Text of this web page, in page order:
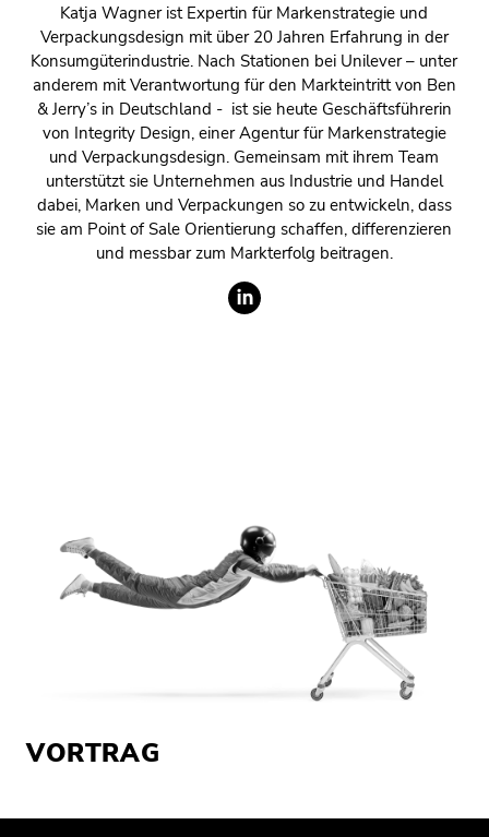
VORTRAG
Katja Wagner ist Expertin für Markenstrategie und
Verpackungsdesign mit über 20 Jahren Erfahrung in der
Konsumgüterindustrie. Nach Stationen bei Unilever – unter
anderem mit Verantwortung für den Markteintritt von Ben
& Jerry’s in Deutschland - ist sie heute Geschäftsführerin
von Integrity Design, einer Agentur für Markenstrategie
und Verpackungsdesign. Gemeinsam mit ihrem Team
unterstützt sie Unternehmen aus Industrie und Handel
dabei, Marken und Verpackungen so zu entwickeln, dass
sie am Point of Sale Orientierung schaffen, differenzieren
und messbar zum Markterfolg beitragen.